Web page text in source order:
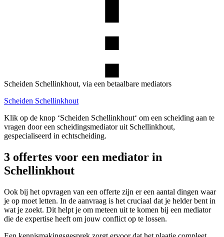
Scheiden Schellinkhout, via een betaalbare mediators
Scheiden Schellinkhout
Klik op de knop ‘Scheiden Schellinkhout‘ om een scheiding aan te
vragen door een scheidingsmediator uit Schellinkhout,
gespecialiseerd in echtscheiding.
3 offertes voor een mediator in
Schellinkhout
Ook bij het opvragen van een offerte zijn er een aantal dingen waar
je op moet letten. In de aanvraag is het cruciaal dat je helder bent in
wat je zoekt. Dit helpt je om meteen uit te komen bij een mediator
die de expertise heeft om jouw conflict op te lossen.